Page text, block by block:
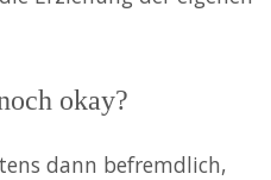
okay?
dann befremdlich,